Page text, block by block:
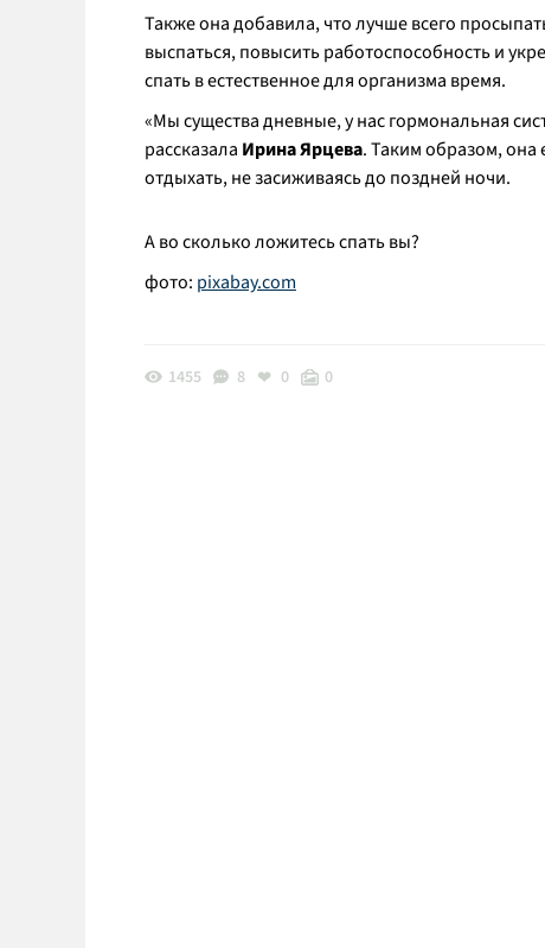
Также она добавила, что лучше всего
выспаться, повысить работоспособность и
спать в естественное для организма время.
«Мы существа дневные, у нас гормональная
рассказала Ирина Ярцева. Таким образом, она
отдыхать, не засиживаясь до поздней ночи.
А во сколько ложитесь спать вы?
фото: pixabay.com
1455 8 0 0